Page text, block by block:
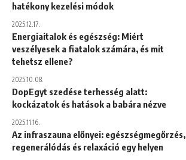
hatékony kezelési módok
2025.12.17.
Energiaitalok és egészség: Miért
veszélyesek a fiatalok számára, és mit
tehetsz ellene?
2025.10.08.
DopEgyt szedése terhesség alatt:
kockázatok és hatások a babára nézve
2025.11.16.
Az infraszauna előnyei: egészségmegőrzés,
regenerálódás és relaxáció egy helyen